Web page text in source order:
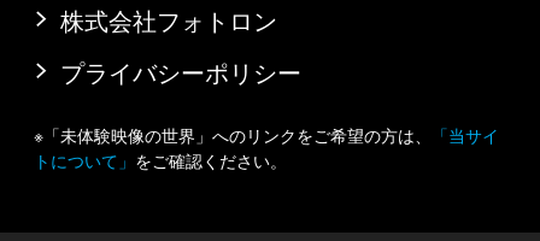
株式会社フォトロン
プライバシーポリシー
※「未体験映像の世界」へのリンクをご希望の方は、
「当サイ
トについて」 をご確認ください。